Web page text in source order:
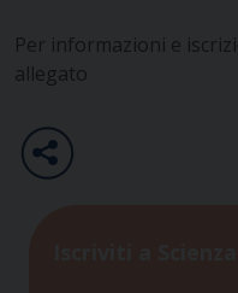
Per informazioni e
allegato